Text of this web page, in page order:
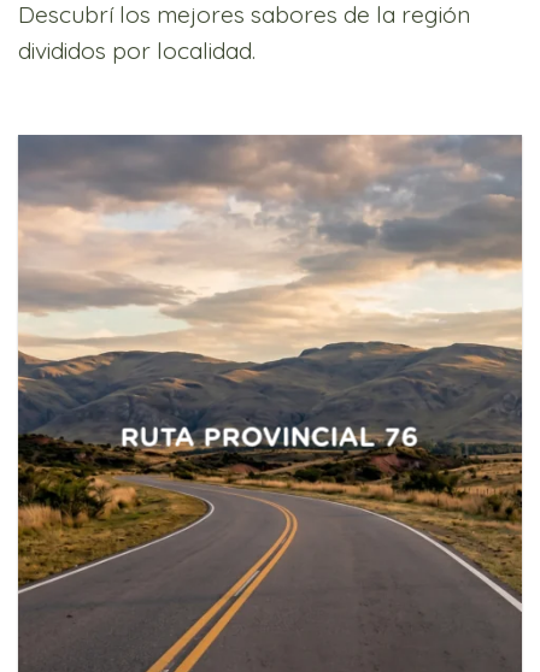
Descubrí los mejores sabores de la región
divididos por localidad.
RUTA PROVINCIAL 76